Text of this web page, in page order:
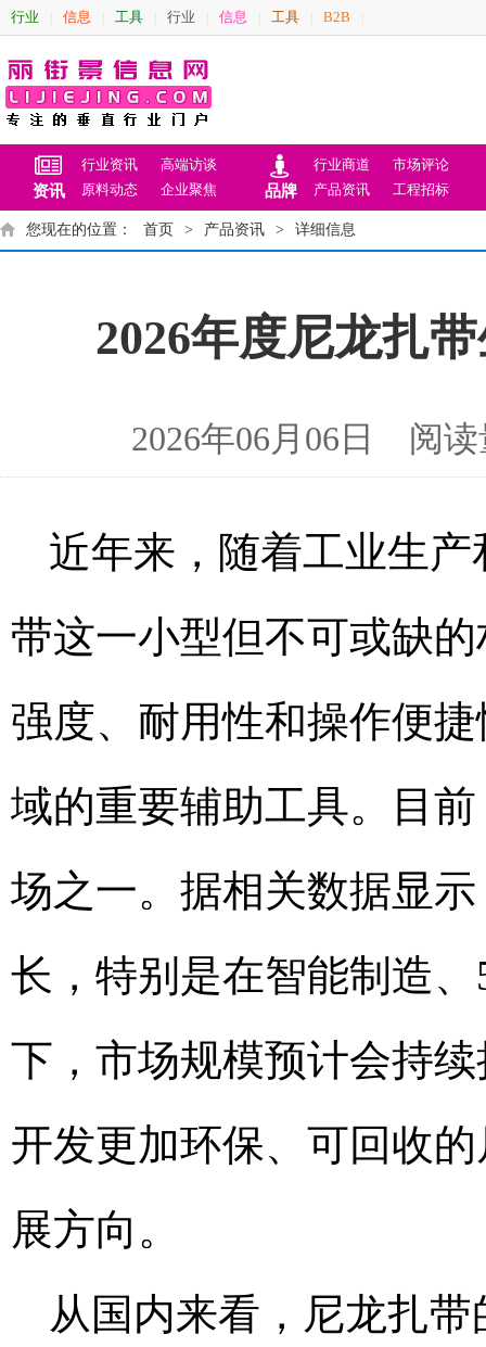
行业 信息 工具 行业 信息 工具 B2B
资讯
行业资讯
高端访谈
原料动态
企业聚焦 品牌
行业商道
市场评论
产品资讯
工程招标
您现在的位置： 首页 > 产品资讯 > 详细信息
2026年度尼龙扎
2026年06月06日 阅
近年来，随着工业生
带这一小型但不可或缺
强度、耐用性和操作便
域的重要辅助工具。目
场之一。据相关数据显
长，特别是在智能制造
下，市场规模预计会持
开发更加环保、可回收
展方向。
从国内来看，尼龙扎